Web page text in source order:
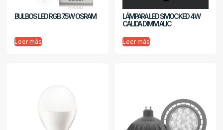
BULBOS LED RGB 7.5W OSRAM
Leer más
LÁMPARA LED SMOCKED 4W
CÁLIDA DIMM ALIC
Leer más